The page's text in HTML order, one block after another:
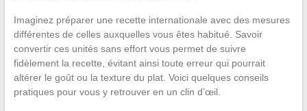
Imaginez préparer une recette internationale avec des mesures
différentes de celles auxquelles vous êtes habitué. Savoir
convertir ces unités sans effort vous permet de suivre
fidèlement la recette, évitant ainsi toute erreur qui pourrait
altérer le goût ou la texture du plat. Voici quelques conseils
pratiques pour vous y retrouver en un clin d’œil.